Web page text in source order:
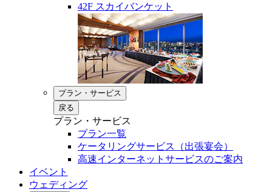
42F スカイバンケット
プラン・サービス
戻る
プラン・サービス
プラン一覧
ケータリングサービス（出張宴会）
高速インターネットサービスのご案内
イベント
ウェディング